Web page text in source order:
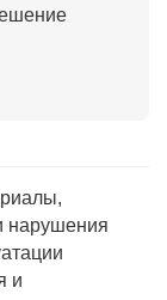
нарушения
и